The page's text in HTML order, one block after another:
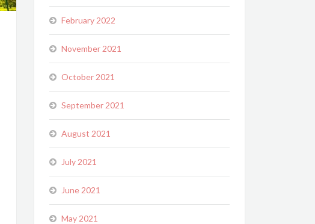
February 2022
November 2021
October 2021
September 2021
August 2021
July 2021
June 2021
May 2021